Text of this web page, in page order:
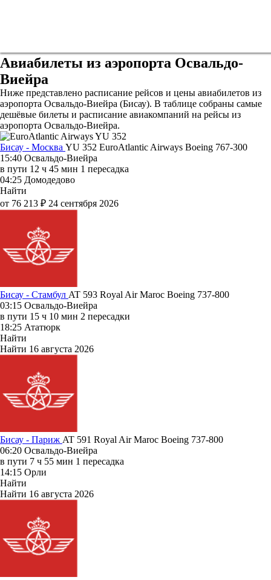
Авиабилеты из аэропорта Освальдо-
Виейра
Ниже представлено расписание рейсов и цены авиабилетов из
аэропорта Освальдо-Виейра (Бисау). В таблице собраны самые
дешёвые билеты и расписание авиакомпаний на рейсы из
аэропорта Освальдо-Виейра.
Бисау - Москва YU 352 EuroAtlantic Airways Boeing 767-300
15:40 Освальдо-Виейра
в пути 12 ч 45 мин 1 пересадка
04:25 Домодедово
Найти
от 76 213 ₽ 24 сентября 2026
Бисау - Стамбул AT 593 Royal Air Maroc Boeing 737-800
03:15 Освальдо-Виейра
в пути 15 ч 10 мин 2 пересадки
18:25 Ататюрк
Найти
Найти 16 августа 2026
Бисау - Париж AT 591 Royal Air Maroc Boeing 737-800
06:20 Освальдо-Виейра
в пути 7 ч 55 мин 1 пересадка
14:15 Орли
Найти
Найти 16 августа 2026